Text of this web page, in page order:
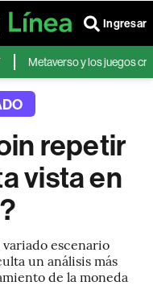
Ingresar
Metaverso y los juegos
repetir
vista en
escenario
un análisis más
de la moneda